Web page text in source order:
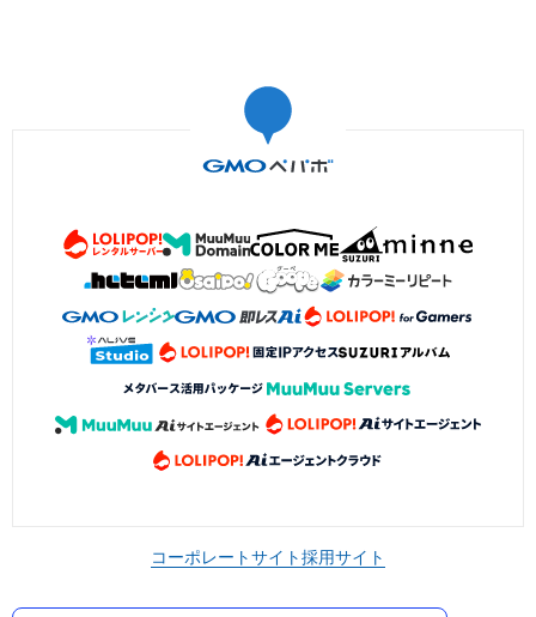
コーポレートサイト採用サイト